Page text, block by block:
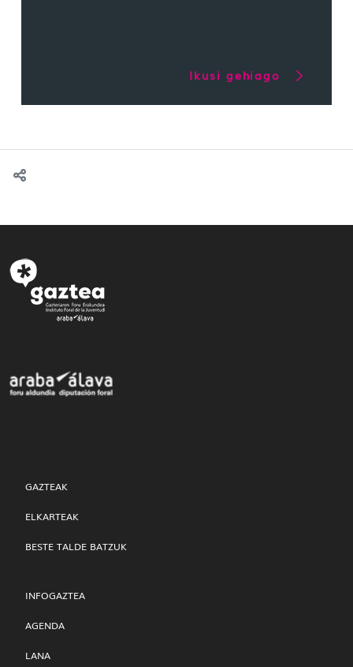
Ikusi gehiago
GAZTEAK
ELKARTEAK
BESTE TALDE BATZUK
INFOGAZTEA
AGENDA
LANA